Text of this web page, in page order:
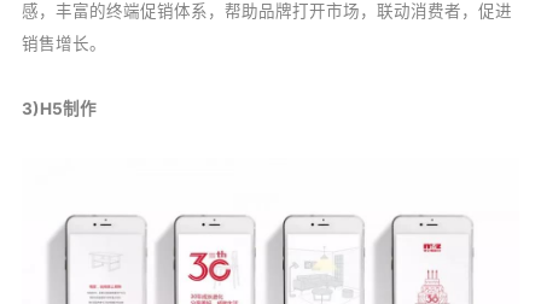
感，丰富的终端促销体系，帮助品牌打开市场，联动消费者，促进
销售增长。
3)H5制作